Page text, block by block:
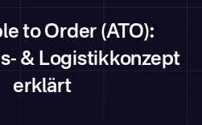
to Order (ATO):
& Logistikkonzept
erklärt